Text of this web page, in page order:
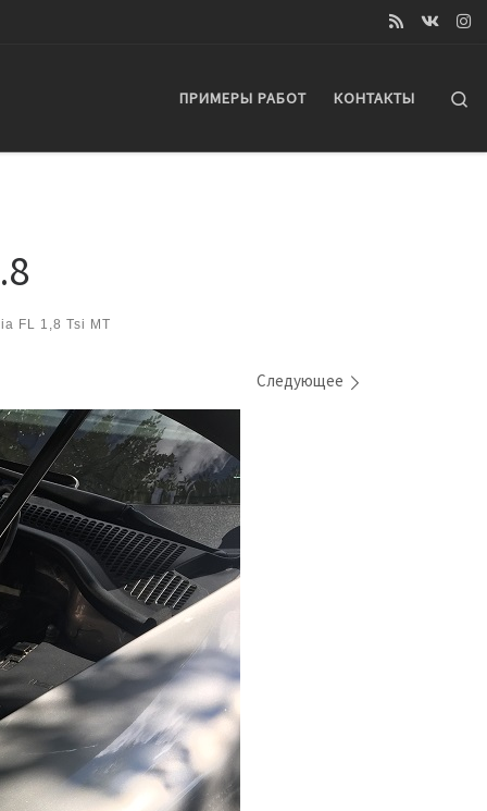
ПРИМЕРЫ РАБОТ КОНТАКТЫ
FL 1,8 Tsi MT
Следующее